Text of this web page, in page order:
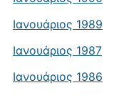
Ιανουάριος 1989
Ιανουάριος 1987
Ιανουάριος 1986